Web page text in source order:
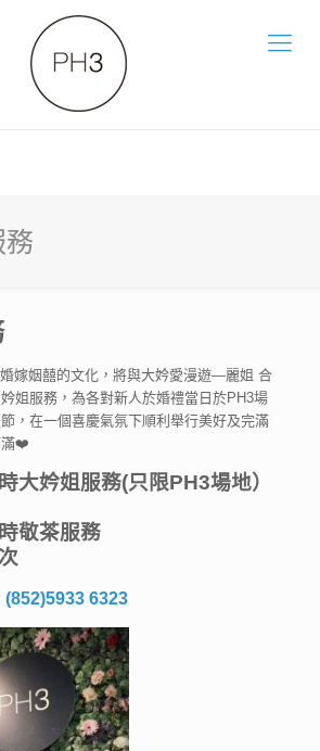
嫁姻囍的文化，將與大妗愛漫遊—麗姐 合
姐服務，為各對新人於婚禮當日於PH3場
，在一個喜慶氣氛下順利舉行美好及完滿
滿❤️
大妗姐服務(只限PH3場地）
敬茶服務
(852)5933 6323